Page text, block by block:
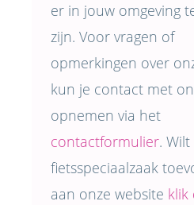
er in jouw omgeving
zijn. Voor vragen of
opmerkingen over
kun je contact met
opnemen via het
contactformulier.
fietsspeciaalzaak
aan onze website klik